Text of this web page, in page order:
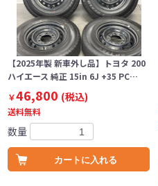
【2025年製 新車外し品】トヨタ 200
ハイエース 純正 15in 6J +35 PC…
￥46,800 (税込)
送料無料
数量
カートに入れる